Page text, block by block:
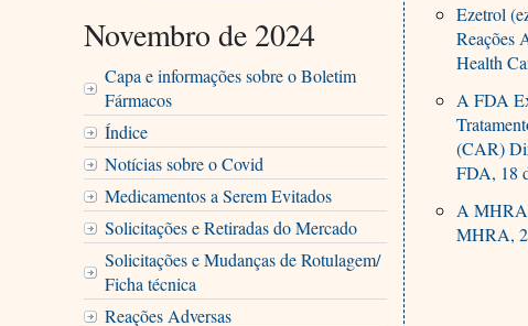
Novembro de 2024
Capa e informações sobre o Boletim
Fármacos
Índice
Notícias sobre o Covid
Medicamentos a Serem Evitados
Solicitações e Retiradas do Mercado
Solicitações e Mudanças de Rotulagem/
Ficha técnica
Reações Adversas
Ezetrol
Reações
Health
A FDA
(CAR)
FDA, 18
A MHRA
MHRA,